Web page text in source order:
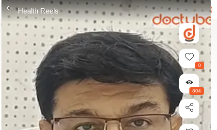
---
Health Reels
0
804